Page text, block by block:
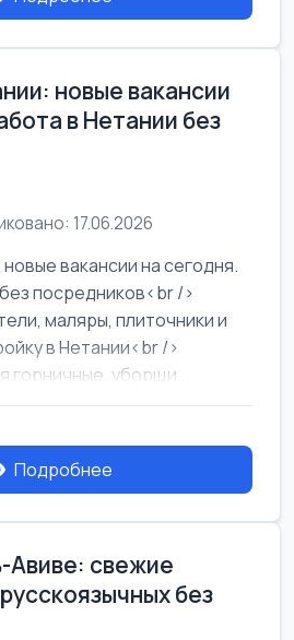
новые вакансии
в Нетании без
17.06.2026
вакансии на сегодня.
посредников<br />
маляры, плиточники и
в Нетании<br />
уборщи...
Подробнее
Авиве: свежие
без